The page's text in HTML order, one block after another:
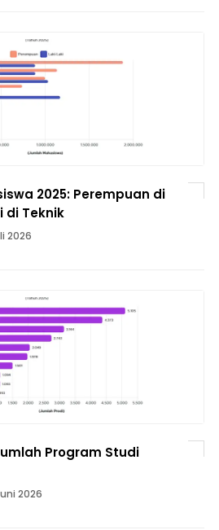
2025: Perempuan di
di Teknik
2026
Program Studi
2026